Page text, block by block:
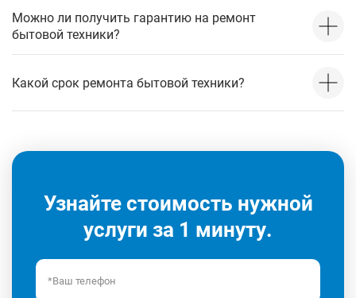
Можно ли получить гарантию на ремонт
бытовой техники?
Какой срок ремонта бытовой техники?
Узнайте стоимость нужной
услуги за 1 минуту.